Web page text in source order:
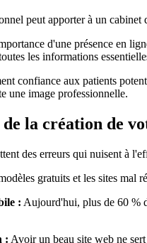
peut apporter à un
d'une présence en
les informations
confiance aux patients
une image professionnelle.
la création de
des erreurs qui nuisent à
gratuits et les sites mal
: Aujourd'hui, plus de 60 %
: Avoir un beau site web ne